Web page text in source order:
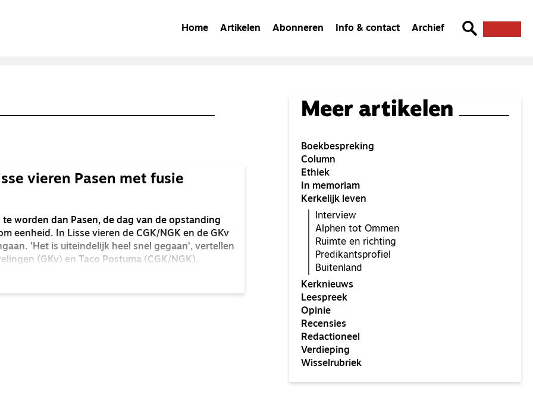
Home Artikelen Abonneren Info & contact Archief
vieren Pasen met fusie
worden dan Pasen, de dag van de opstanding
eenheid. In Lisse vieren de CGK/NGK en de GKv
'Het is uiteindelijk heel snel gegaan', vertellen
(GKv) en Taco Postuma (CGK/NGK).
Meer artikelen
Boekbespreking
Column
Ethiek
In memoriam
Kerkelijk leven
Interview
Alphen tot Ommen
Ruimte en richting
Predikantsprofiel
Buitenland
Kerknieuws
Leespreek
Opinie
Recensies
Redactioneel
Verdieping
Wisselrubriek